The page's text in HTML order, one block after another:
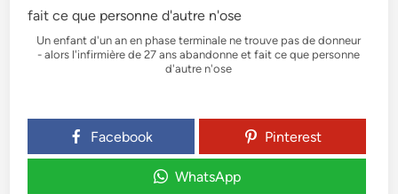
Un enfant d'un an en phase terminale ne trouve pas de donneur
- alors l'infirmière de 27 ans abandonne et fait ce que personne
d'autre n'ose
Facebook Pinterest
WhatsApp